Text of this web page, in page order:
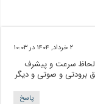
۲ خرداد, ۱۴۰۴ در ۱۰:۰۳
لحاظ سرعت و پیشرف
برودتی و صوتی و دیگر
پاسخ